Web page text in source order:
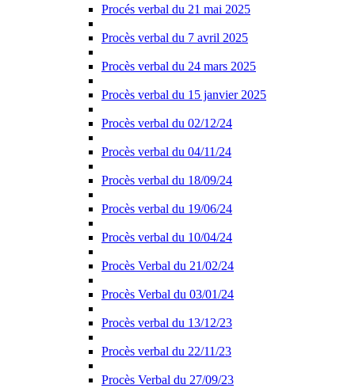
Procés verbal du 21 mai 2025
Procès verbal du 7 avril 2025
Procès verbal du 24 mars 2025
Procès verbal du 15 janvier 2025
Procès verbal du 02/12/24
Procès verbal du 04/11/24
Procès verbal du 18/09/24
Procès verbal du 19/06/24
Procès verbal du 10/04/24
Procès Verbal du 21/02/24
Procès Verbal du 03/01/24
Procès verbal du 13/12/23
Procès verbal du 22/11/23
Procès Verbal du 27/09/23